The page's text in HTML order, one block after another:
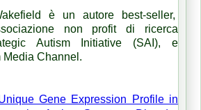
è un autore best-seller,
non profit di ricerca
Autism Initiative (SAI), e
Media Channel.
Gene Expression Profile in